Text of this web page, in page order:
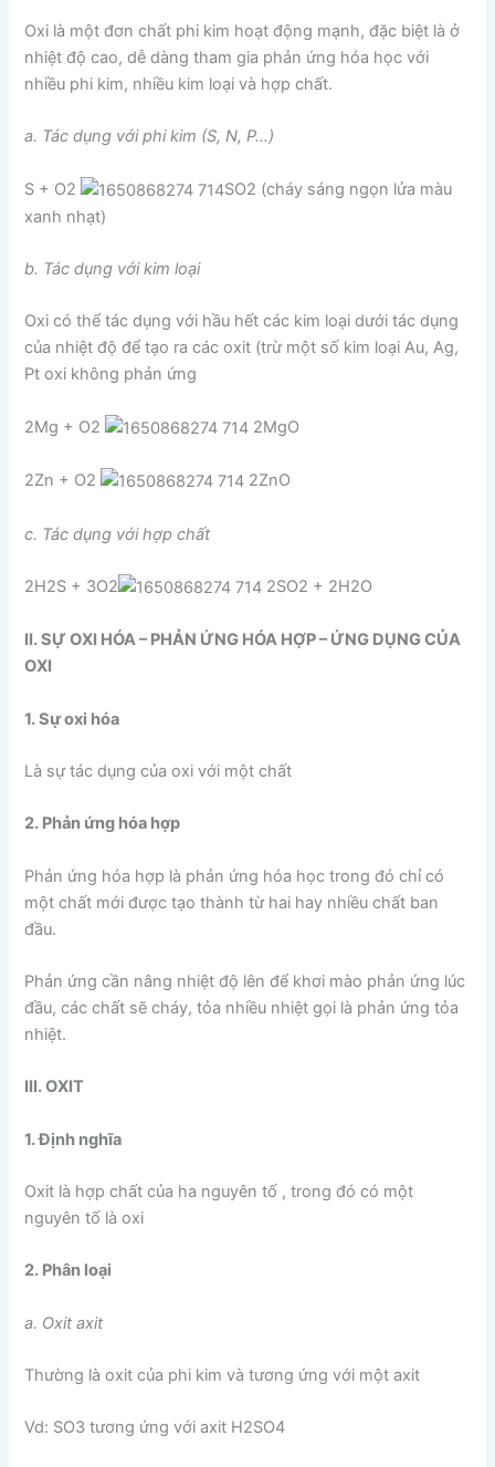
Oxi là một đơn chất phi kim hoạt động mạnh, đặc biệt là ở
nhiệt độ cao, dễ dàng tham gia phản ứng hóa học với
nhiều phi kim, nhiều kim loại và hợp chất.
a. Tác dụng với phi kim (S, N, P…)
S + O2
SO2 (cháy sáng ngọn lửa màu
xanh nhạt)
b. Tác dụng với kim loại
Oxi có thể tác dụng với hầu hết các kim loại dưới tác dụng
của nhiệt độ để tạo ra các oxit (trừ một số kim loại Au, Ag,
Pt oxi không phản ứng
2Mg + O2 2MgO
2Zn + O2 2ZnO
c. Tác dụng với hợp chất
2H2S + 3O2 2SO2 + 2H2O
II. SỰ OXI HÓA – PHẢN ỨNG HÓA HỢP – ỨNG DỤNG CỦA
OXI
1. Sự oxi hóa
Là sự tác dụng của oxi với một chất
2. Phản ứng hóa hợp
Phản ứng hóa hợp là phản ứng hóa học trong đó chỉ có
một chất mới được tạo thành từ hai hay nhiều chất ban
đầu.
Phản ứng cần nâng nhiệt độ lên để khơi mào phản ứng lúc
đầu, các chất sẽ cháy, tỏa nhiều nhiệt gọi là phản ứng tỏa
nhiệt.
III. OXIT
1. Định nghĩa
Oxit là hợp chất của ha nguyên tố , trong đó có một
nguyên tố là oxi
2. Phân loại
a. Oxit axit
Thường là oxit của phi kim và tương ứng với một axit
Vd: SO3 tương ứng với axit H2SO4